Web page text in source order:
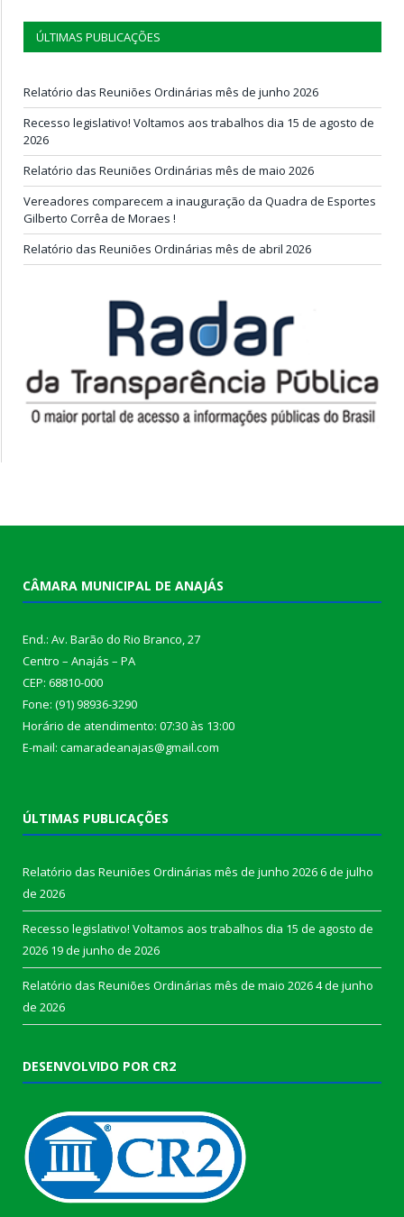
ÚLTIMAS PUBLICAÇÕES
Relatório das Reuniões Ordinárias mês de junho 2026
Recesso legislativo! Voltamos aos trabalhos dia 15 de agosto de
2026
Relatório das Reuniões Ordinárias mês de maio 2026
Vereadores comparecem a inauguração da Quadra de Esportes
Gilberto Corrêa de Moraes !
Relatório das Reuniões Ordinárias mês de abril 2026
CÂMARA MUNICIPAL DE ANAJÁS
End.: Av. Barão do Rio Branco, 27
Centro – Anajás – PA
CEP: 68810-000
Fone: (91) 98936-3290
Horário de atendimento: 07:30 às 13:00
E-mail: camaradeanajas@gmail.com
ÚLTIMAS PUBLICAÇÕES
Relatório das Reuniões Ordinárias mês de junho 20266 de julho
de 2026
Recesso legislativo! Voltamos aos trabalhos dia 15 de agosto de
2026 19 de junho de 2026
Relatório das Reuniões Ordinárias mês de maio 20264 de junho
de 2026
DESENVOLVIDO POR CR2